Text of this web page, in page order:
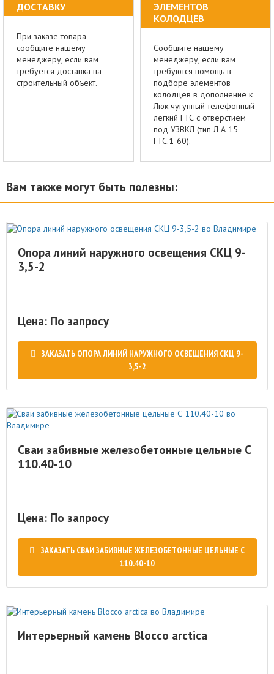
ДОСТАВКУ
При заказе товара
сообщите нашему
менеджеру, если вам
требуется доставка на
строительный объект.
ЭЛЕМЕНТОВ
КОЛОДЦЕВ
Сообщите нашему
менеджеру, если вам
требуются помощь в
подборе элементов
колодцев в дополнение к
Люк чугунный телефонный
легкий ГТС с отверстием
под УЗВКЛ (тип Л А 15
ГТС.1-60).
Вам также могут быть полезны:
Опора линий наружного освещения СКЦ 9-
3,5-2
Цена: По запросу
ЗАКАЗАТЬ ОПОРА ЛИНИЙ НАРУЖНОГО ОСВЕЩЕНИЯ СКЦ 9-
3,5-2
Сваи забивные железобетонные цельные С
110.40-10
Цена: По запросу
ЗАКАЗАТЬ СВАИ ЗАБИВНЫЕ ЖЕЛЕЗОБЕТОННЫЕ ЦЕЛЬНЫЕ С
110.40-10
Интерьерный камень Blocco arctica